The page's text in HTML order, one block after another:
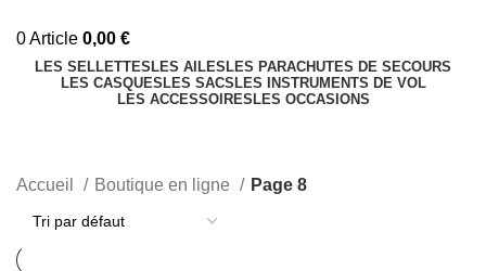
0Article 0,00 €
LES SELLETTES LES AILES LES PARACHUTES DE SECOURS
LES CASQUES LES SACS LES INSTRUMENTS DE VOL
LES ACCESSOIRES LES OCCASIONS
Accueil Boutique en ligne Page 8